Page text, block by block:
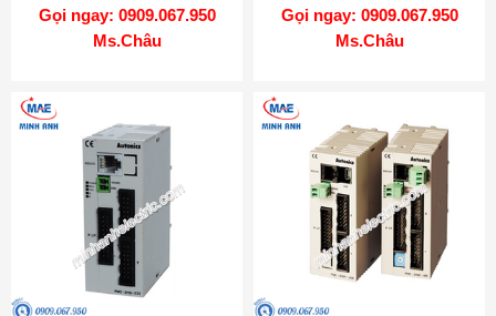
Gọi ngay: 0909.067.950
Ms.Châu
Gọi ngay: 0909.067.950
Ms.Châu